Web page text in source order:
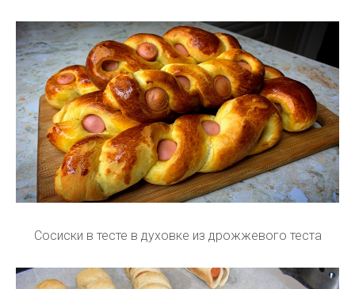
Сосиски в тесте в духовке из дрожжевого теста